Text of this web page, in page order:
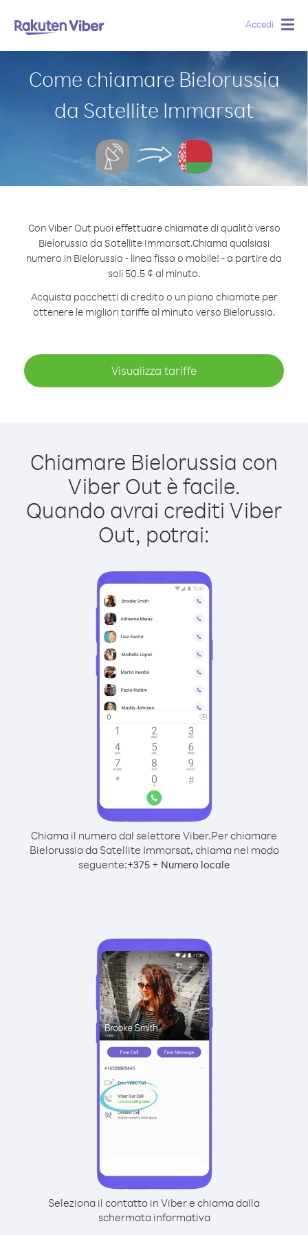
Accedi
Come chiamare Bielorussia
da Satellite Immarsat
Con Viber Out puoi effettuare chiamate di qualità verso
Bielorussia da Satellite Immarsat.Chiama qualsiasi
numero in Bielorussia - linea fissa o mobile! - a partire da
soli 50.5 ¢ al minuto.
Acquista pacchetti di credito o un piano chiamate per
ottenere le migliori tariffe al minuto verso Bielorussia.
Visualizza tariffe
Chiamare Bielorussia con
Viber Out è facile.
Quando avrai crediti Viber
Out, potrai:
Chiama il numero dal selettore Viber.Per chiamare
Bielorussia da Satellite Immarsat, chiama nel modo
seguente:+375 + Numero locale
Seleziona il contatto in Viber e chiama dalla
schermata informativa